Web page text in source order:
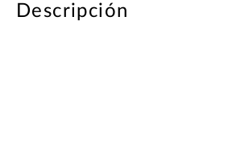
Descripción